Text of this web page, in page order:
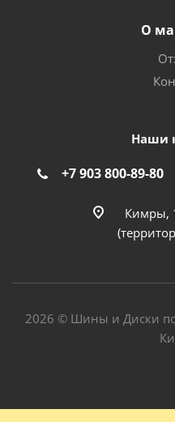
О
Наши
+7 903 800-89-80
Кимры,
2026 © Шины и Диски